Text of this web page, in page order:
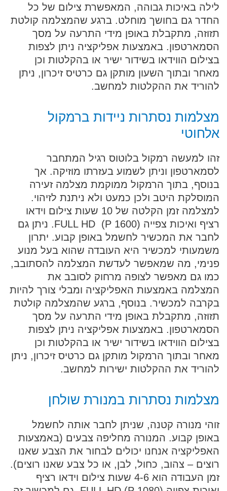
לילה באיכות גבוהה, המאפשרת צילום של כל
החדר גם בחושך מוחלט. ברגע שהמצלמה קולטת
תזוזה, מתקבלת באופן מידי התרעה על מסך
הסמארטפון. באמצעות אפליקציה ניתן לצפות
בצילום הווידאו בשידור ישיר או בהקלטות וכן
מאחר ובתוך השעון מותקן גם כרטיס זיכרון, ניתן
להוריד את ההקלטות למחשב.
מצלמות נסתרות ניידות ברמקול
אלחוטי
זהו למעשה רמקול בלוטוס רגיל המתחבר
לסמארטפון וניתן לשמוע בעזרתו מוזיקה. אך
בנוסף, בתוך הרמקול ממוקמת מצלמה זעירה
המוסלקת היטב ולכן כמעט ולא ניתנת לזיהוי.
למצלמה זמן הקלטה של 10 שעות צילום וידאו
רציף ואיכות צפייה FULL HD (P 1600). ניתן גם
לחבר את המכשיר לחשמל באופן קבוע. יתרון
משמעותי למכשיר היא העובדה שהוא בעל מנוע
פנימי, מה שמאפשר לעדשת המצלמה להסתובב,
כמו גם מאפשר לצופה מרחוק לסובב את
המצלמה באמצעות האפליקציה ומבלי צורך להיות
בקרבה למכשיר. בנוסף, ברגע שהמצלמה קולטת
תזוזה, מתקבלת באופן מידי התרעה על מסך
הסמארטפון. באמצעות אפליקציה ניתן לצפות
בצילום הווידאו בשידור ישיר או בהקלטות וכן
מאחר ובתוך הרמקול מותקן גם כרטיס זיכרון, ניתן
להוריד את ההקלטות ישירות למחשב.
מצלמות נסתרות במנורת שולחן
זוהי מנורה קטנה, שניתן לחבר אותה לחשמל
באופן קבוע. המנורה מחליפה צבעים (באמצעות
האפליקציה אנחנו יכולים לבחור את הצבע שאנו
רוצים – צהוב, כחול, לבן, או כל צבע שאנו רוצים).
זמן העבודה הוא 4-6 שעות צילום וידאו רציף